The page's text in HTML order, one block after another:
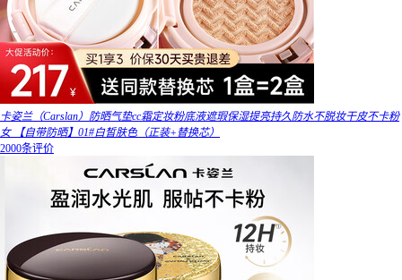
卡姿兰（Carslan）防晒气垫cc霜定妆粉底液遮瑕保湿提亮持久防水不脱妆干皮不卡粉
女 【自带防晒】01#白皙肤色（正装+替换芯）
2000条评价